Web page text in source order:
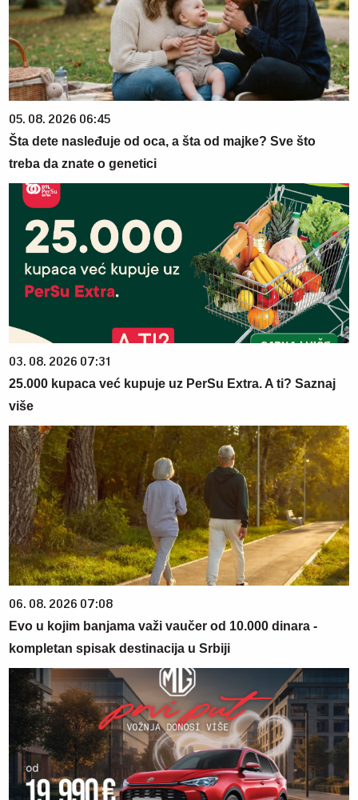
05. 08. 2026 06:45
Šta dete nasleđuje od oca, a šta od majke? Sve što
treba da znate o genetici
03. 08. 2026 07:31
25.000 kupaca već kupuje uz PerSu Extra. A ti? Saznaj
više
06. 08. 2026 07:08
Evo u kojim banjama važi vaučer od 10.000 dinara -
kompletan spisak destinacija u Srbiji